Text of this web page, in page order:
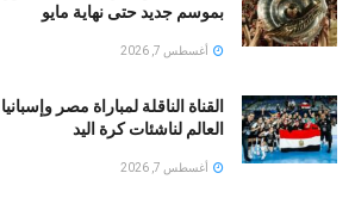
بموسم جديد حتى نهاية مايو
أغسطس 7, 2026
القناة الناقلة لمباراة مصر
العالم لناشئات كرة اليد
أغسطس 7, 2026